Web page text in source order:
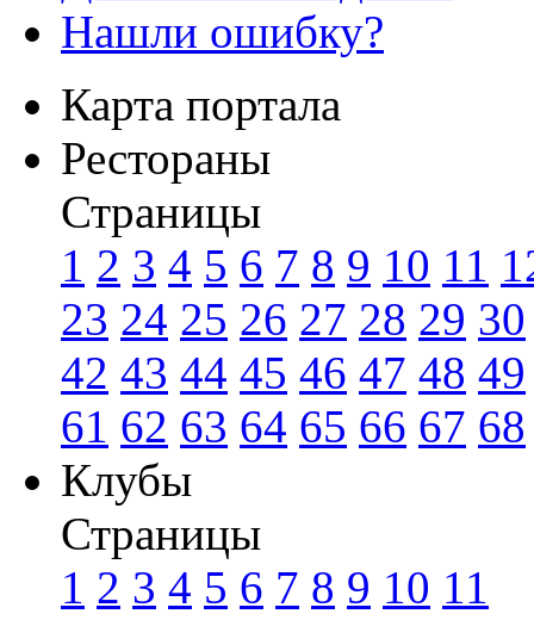
Нашли ошибку?
Карта портала
Рестораны
Страницы
1 2 3 4 5 6 7 8 9 10 11
23 24 25 26 27 28 29 30
42 43 44 45 46 47 48 49
61 62 63 64 65 66 67 68
Клубы
Страницы
1 2 3 4 5 6 7 8 9 10 11